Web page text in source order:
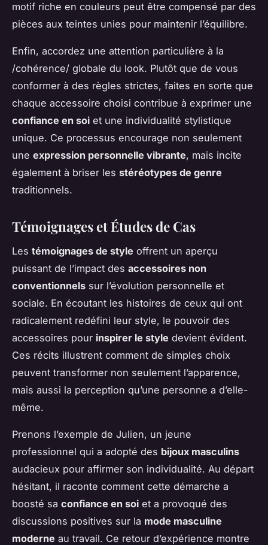
motif riche en couleurs peut être compensé par des
pièces aux teintes unies pour maintenir l’équilibre.
Enfin, accordez une attention particulière à la
/cohérence/ globale du look. Plutôt que de vous
conformer à des règles strictes, faites en sorte que
chaque accessoire choisi contribue à exprimer une
confiance en soi et une individualité stylistique
unique. Ce processus encourage non seulement
une expression personnelle vibrante, mais incite
également à briser les stéréotypes de genre
traditionnels.
Témoignages et Études de Cas
Les témoignages de style offrent un aperçu
puissant de l’impact des accessoires non
conventionnels sur l’évolution personnelle et
sociale. En écoutant les histoires de ceux qui ont
radicalement redéfini leur style, le pouvoir des
accessoires pour inspirer le style devient évident.
Ces récits illustrent comment de simples choix
peuvent transformer non seulement l’apparence,
mais aussi la perception qu’une personne a d’elle-
même.
Prenons l’exemple de Julien, un jeune
professionnel qui a adopté des bijoux masculins
audacieux pour affirmer son individualité. Au départ
hésitant, il raconte comment cette démarche a
boosté sa confiance en soi et a provoqué des
discussions positives sur la mode masculine
moderne au travail. Ce retour d’expérience montre